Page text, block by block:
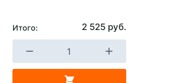
Итого: 2 525 руб.